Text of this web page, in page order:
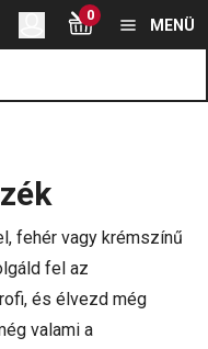
0
MENÜ
fehér vagy krémszínű
fel az
és élvezd még
valami a